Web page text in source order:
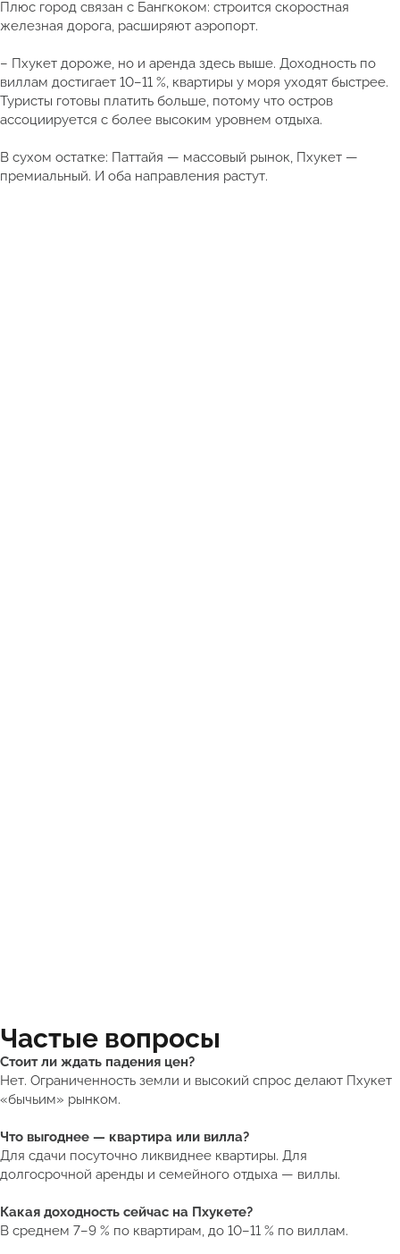
Плюс город связан с Бангкоком: строится скоростная
железная дорога, расширяют аэропорт.
– Пхукет дороже, но и аренда здесь выше. Доходность по
виллам достигает 10–11 %, квартиры у моря уходят быстрее.
Туристы готовы платить больше, потому что остров
ассоциируется с более высоким уровнем отдыха.
В сухом остатке: Паттайя — массовый рынок, Пхукет —
премиальный. И оба направления растут.
Частые вопросы
Стоит ли ждать падения цен?
Нет. Ограниченность земли и высокий спрос делают Пхукет
«бычьим» рынком.
Что выгоднее — квартира или вилла?
Для сдачи посуточно ликвиднее квартиры. Для
долгосрочной аренды и семейного отдыха — виллы.
Какая доходность сейчас на Пхукете?
В среднем 7–9 % по квартирам, до 10–11 % по виллам.